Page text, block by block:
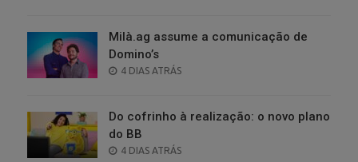
Milà.ag assume a comunicação de
Domino’s
POSTED
4 DIAS ATRÁS
Do cofrinho à realização: o novo plano
do BB
POSTED
4 DIAS ATRÁS